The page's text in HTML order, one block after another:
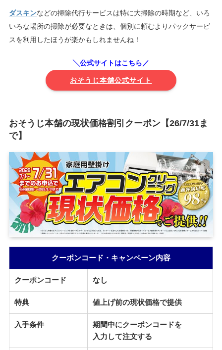
ダスキンなどの掃除代行サービスは特に大掃除の時期など、いろ
いろな場所の掃除が必要なときは、個別に頼むよりパックサービ
スを利用したほうが楽かもしれませんね！
╲公式サイトはこちら／
おそうじ本舗公式サイト
おそうじ本舗の現状価格割引クーポン【26/7/31ま
で】
クーポンコード・キャンペーン内容
クーポンコード なし
特典 値上げ前の現状価格で提供
入手条件
期間中にクーポンコードを
入力して注文する